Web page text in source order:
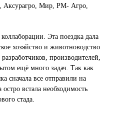
Аксурагро, Мир, РМ- Агро,
Эта поездка дала
хозяйство и животноводство
производителей,
ещё много задач. Так как
сначала все отправили на
встала необходимость
стада.